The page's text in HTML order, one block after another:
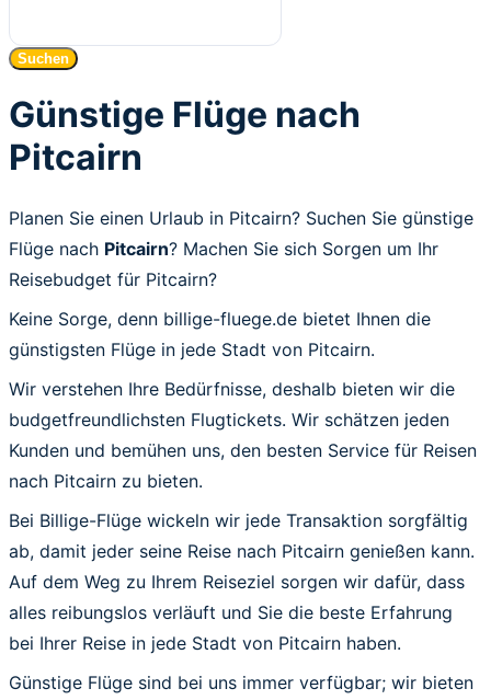
Suchen
Günstige Flüge nach
Pitcairn
Planen Sie einen Urlaub in Pitcairn? Suchen Sie günstige
Flüge nach Pitcairn? Machen Sie sich Sorgen um Ihr
Reisebudget für Pitcairn?
Keine Sorge, denn billige-fluege.de bietet Ihnen die
günstigsten Flüge in jede Stadt von Pitcairn.
Wir verstehen Ihre Bedürfnisse, deshalb bieten wir die
budgetfreundlichsten Flugtickets. Wir schätzen jeden
Kunden und bemühen uns, den besten Service für Reisen
nach Pitcairn zu bieten.
Bei Billige-Flüge wickeln wir jede Transaktion sorgfältig
ab, damit jeder seine Reise nach Pitcairn genießen kann.
Auf dem Weg zu Ihrem Reiseziel sorgen wir dafür, dass
alles reibungslos verläuft und Sie die beste Erfahrung
bei Ihrer Reise in jede Stadt von Pitcairn haben.
Günstige Flüge sind bei uns immer verfügbar; wir bieten